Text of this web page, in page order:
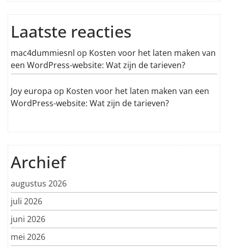
Laatste reacties
mac4dummiesnl op Kosten voor het laten maken van
een WordPress-website: Wat zijn de tarieven?
Joy europa op Kosten voor het laten maken van een
WordPress-website: Wat zijn de tarieven?
Archief
augustus 2026
juli 2026
juni 2026
mei 2026